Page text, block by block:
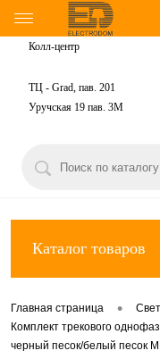
Колл-центр
ТЦ - Grad, пав. 201
Уручская 19 пав. 3М
Каталог товаров
Главная страница •
Комплект трекового
черный песок/белый песок